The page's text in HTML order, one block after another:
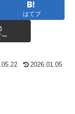
はてブ
ー
2026.01.05